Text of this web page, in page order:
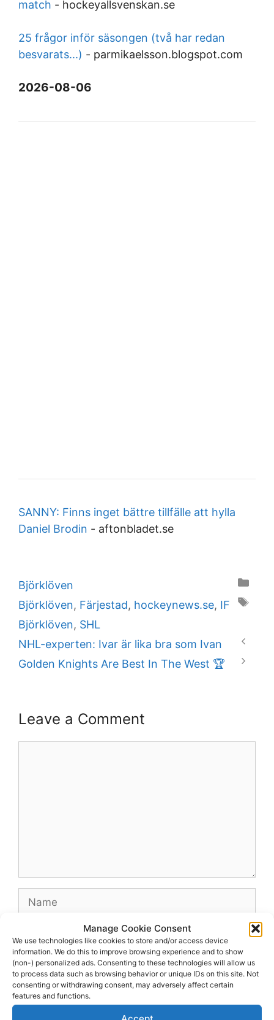
Manage Cookie Consent
We use technologies like cookies to store and/or access device
information. We do this to improve browsing experience and to show
(non-) personalized ads. Consenting to these technologies will allow us
to process data such as browsing behavior or unique IDs on this site. Not
consenting or withdrawing consent, may adversely affect certain
features and functions.
match - hockeyallsvenskan.se
25 frågor inför säsongen (två har redan
besvarats...) - parmikaelsson.blogspot.com
2026-08-06
SANNY: Finns inget bättre tillfälle att hylla
Daniel Brodin - aftonbladet.se
Categories
Björklöven
Tags
Björklöven, Färjestad, hockeynews.se, IF
Björklöven, SHL
NHL-experten: Ivar är lika bra som Ivan
Golden Knights Are Best In The West 🏆
Leave a Comment
Name
Website